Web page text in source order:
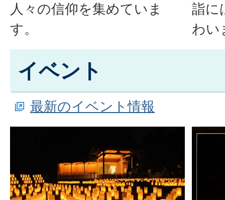
人々の信仰を集めていま
す。
詣に
わい
イベント
最新のイベント情報